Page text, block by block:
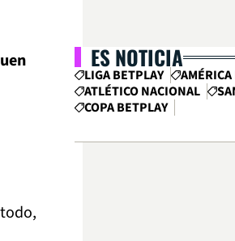
ES NOTICIA
LIGA BETPLAY
AMÉRICA
ATLÉTICO NACIONAL
COPA BETPLAY